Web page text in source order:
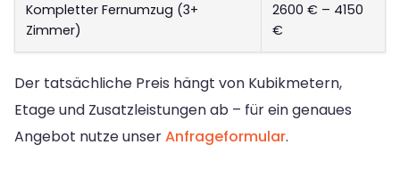
Kompletter Fernumzug (3+
Zimmer)
2600 € – 4150
€
Der tatsächliche Preis hängt von Kubikmetern,
Etage und Zusatzleistungen ab – für ein genaues
Angebot nutze unserAnfrageformular.